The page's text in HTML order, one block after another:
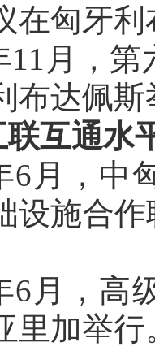
在匈牙
11月，
布达佩斯
互通水
6月，中
设施合
6月，高
里加举行